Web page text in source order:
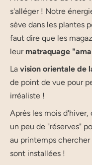
s'alléger ! Notre
sève dans les plantes
faut dire que les
leurmatraquage
La vision orientale de
de point de vue pour
irréaliste !
Après les mois
un peu de "réserves"
au printemps chercher
sont installées !